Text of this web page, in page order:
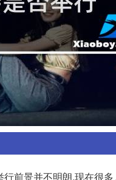
前景并不明朗,现在很